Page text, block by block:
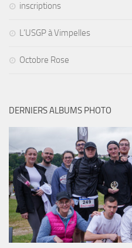
inscriptions
L’USGP à Vimpelles
Octobre Rose
DERNIERS ALBUMS PHOTO